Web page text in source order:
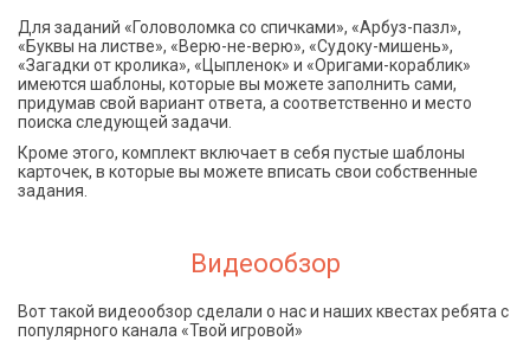
Для заданий «Головоломка со спичками», «Арбуз-пазл»,
«Буквы на листве», «Верю-не-верю», «Судоку-мишень»,
«Загадки от кролика», «Цыпленок» и «Оригами-кораблик»
имеются шаблоны, которые вы можете заполнить сами,
придумав свой вариант ответа, а соответственно и место
поиска следующей задачи.
Кроме этого, комплект включает в себя пустые шаблоны
карточек, в которые вы можете вписать свои собственные
задания.
Видеообзор
Вот такой видеообзор сделали о нас и наших квестах ребята с
популярного канала «Твой игровой»